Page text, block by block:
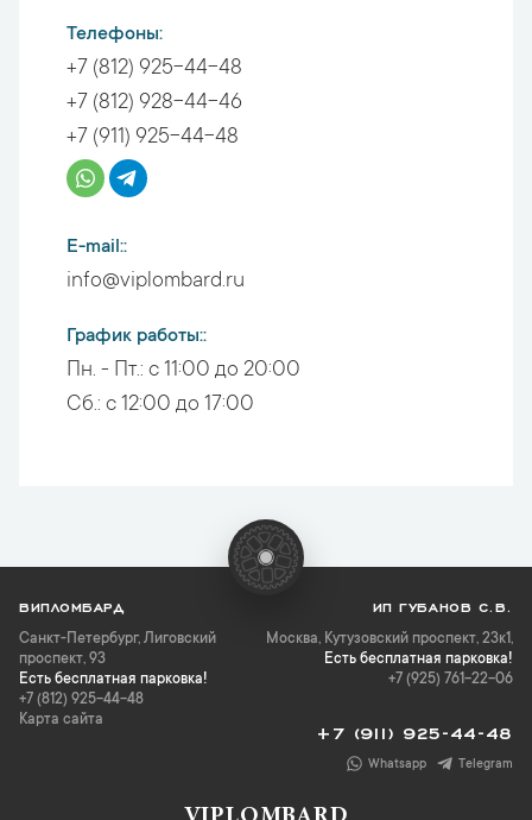
Телефоны
+7 (812) 925-44-48
+7 (812) 928-44-46
+7 (911) 925-44-48
E-mail:
info@viplombard.ru
График работы:
Пн. - Пт.: с 11:00 до 20:00
Сб.: с 12:00 до 17:00
ВИПЛОМБАРД
Санкт-Петербург, Лиговский
проспект, 93
Есть бесплатная парковка!
+7 (812) 925-44-48
Карта сайта
ИП ГУБАНОВ С.В.
Москва, Кутузовский проспект, 23к1,
Есть бесплатная парковка!
+7 (925) 761-22-06
+7 (911) 925-44-48
Whatsapp Telegram